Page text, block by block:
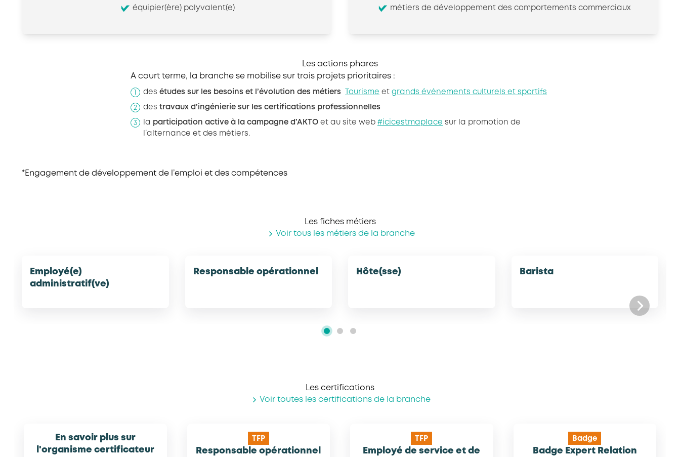
équipier(ère) polyvalent(e) métiers de développement des comportements commerciaux
Les actions phares
A court terme, la branche se mobilise sur trois projets prioritaires :
des études sur les besoins et l’évolution des métiers Tourisme et grands événements culturels et sportifs
des travaux d’ingénierie sur les certifications professionnelles
la participation active à la campagne d’AKTO et au site web #icicestmaplace sur la promotion de
l’alternance et des métiers.
*Engagement de développement de l’emploi et des compétences
Les fiches métiers
Voir tous les métiers de la branche
Employé(e)
administratif(ve)
Responsable opérationnel Hôte(sse) Barista
Les certifications
Voir toutes les certifications de la branche
En savoir plus sur
l'organisme certificateur
TFP
Responsable opérationnel
TFP
Employé de service et de
Badge
Badge Expert Relation